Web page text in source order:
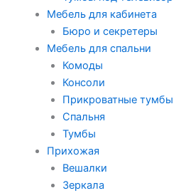
Мебель для кабинета
Бюро и секретеры
Мебель для спальни
Комоды
Консоли
Прикроватные тумбы
Спальня
Тумбы
Прихожая
Вешалки
Зеркала